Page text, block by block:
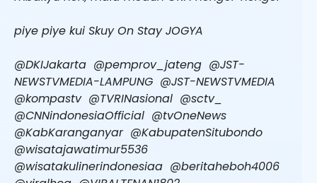
piye piye kui Skuy On Stay JOGYA
‎⁨@DKIJakarta⁩ ‎⁨@pemprov_jateng⁩ ‎⁨@JST-
NEWSTVMEDIA-LAMPUNG⁩ ‎⁨@JST-NEWSTVMEDIA⁩
‎⁨@kompastv⁩ ‎⁨@TVRINasional⁩ ‎⁨@sctv_⁩
‎⁨@CNNindonesiaOfficial⁩ ‎⁨@tvOneNews⁩
‎⁨@KabKaranganyar⁩ ‎⁨@KabupatenSitubondo⁩
‎⁨@wisatajawatimur5536⁩
‎⁨@wisatakulinerindonesiaa⁩ ‎⁨@beritaheboh4006⁩